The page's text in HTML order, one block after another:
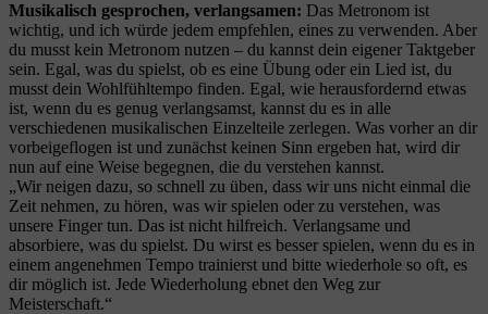
Musikalisch gesprochen, verlangsamen: Das Metronom ist
wichtig, und ich würde jedem empfehlen, eines zu verwenden. Aber
du musst kein Metronom nutzen – du kannst dein eigener Taktgeber
sein. Egal, was du spielst, ob es eine Übung oder ein Lied ist, du
musst dein Wohlfühltempo finden. Egal, wie herausfordernd etwas
ist, wenn du es genug verlangsamst, kannst du es in alle
verschiedenen musikalischen Einzelteile zerlegen. Was vorher an dir
vorbeigeflogen ist und zunächst keinen Sinn ergeben hat, wird dir
nun auf eine Weise begegnen, die du verstehen kannst.
„Wir neigen dazu, so schnell zu üben, dass wir uns nicht einmal die
Zeit nehmen, zu hören, was wir spielen oder zu verstehen, was
unsere Finger tun. Das ist nicht hilfreich. Verlangsame und
absorbiere, was du spielst. Du wirst es besser spielen, wenn du es in
einem angenehmen Tempo trainierst und bitte wiederhole so oft, es
dir möglich ist. Jede Wiederholung ebnet den Weg zur
Meisterschaft.“